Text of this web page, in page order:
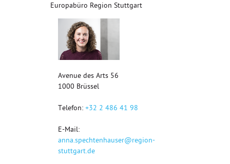
Europabüro Region Stuttgart
Avenue des Arts 56
1000 Brüssel
Telefon: +32 2 486 41 98
E-Mail:
anna.spechtenhauser@region-
stuttgart.de